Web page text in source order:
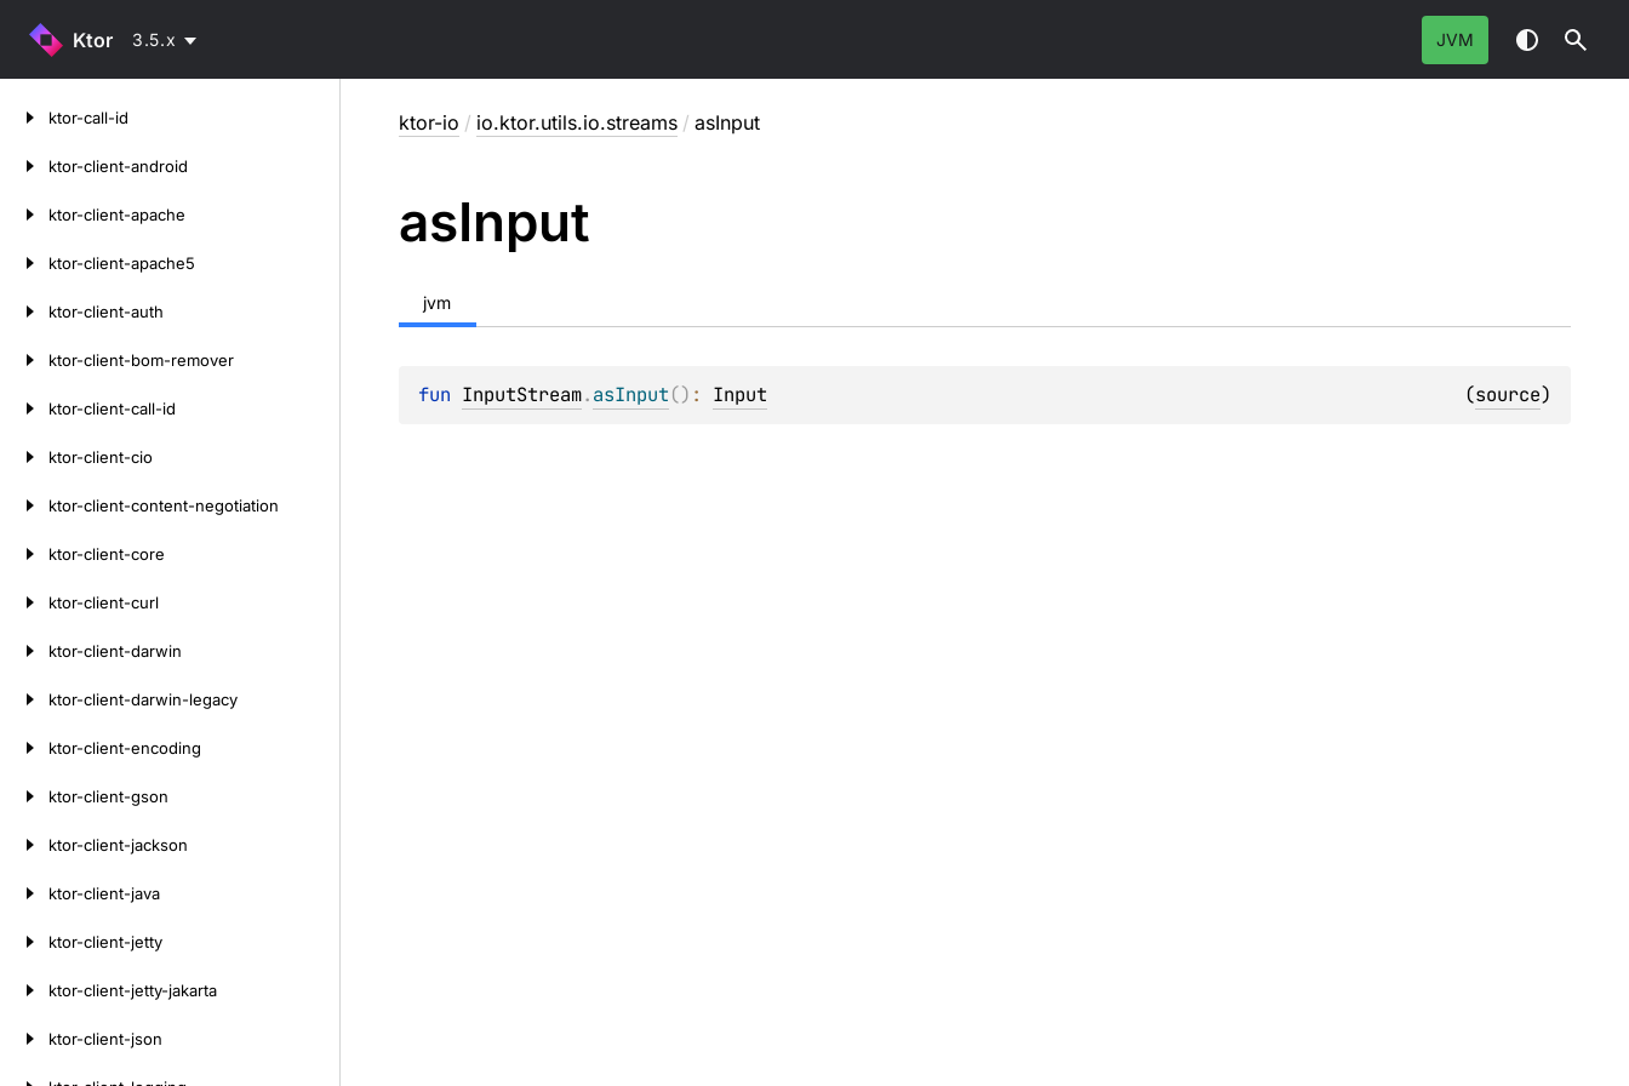
Ktor 3.5.x JVM
ktor-call-id
ktor-client-android
ktor-client-apache
ktor-client-apache5
ktor-client-auth
ktor-client-bom-remover
ktor-client-call-id
ktor-client-cio
ktor-client-content-negotiation
ktor-client-core
ktor-client-curl
ktor-client-darwin
ktor-client-darwin-legacy
ktor-client-encoding
ktor-client-gson
ktor-client-jackson
ktor-client-java
ktor-client-jetty
ktor-client-jetty-jakarta
ktor-client-json
ktor-io / io.ktor.utils.io.streams / asInput
asInput
jvm
fun InputStream.asInput() : Input (source)